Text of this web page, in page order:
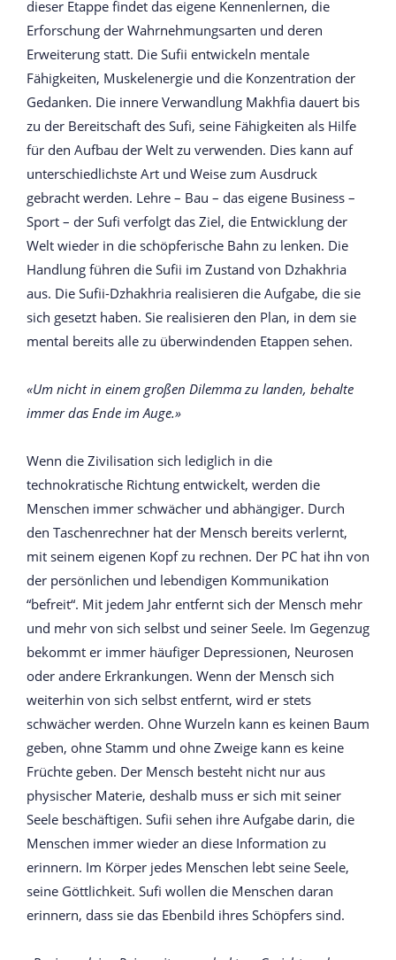
dieser Etappe findet das eigene Kennenlernen, die
Erforschung der Wahrnehmungsarten und deren
Erweiterung statt. Die Sufii entwickeln mentale
Fähigkeiten, Muskelenergie und die Konzentration der
Gedanken. Die innere Verwandlung Makhfia dauert bis
zu der Bereitschaft des Sufi, seine Fähigkeiten als Hilfe
für den Aufbau der Welt zu verwenden. Dies kann auf
unterschiedlichste Art und Weise zum Ausdruck
gebracht werden. Lehre – Bau – das eigene Business –
Sport – der Sufi verfolgt das Ziel, die Entwicklung der
Welt wieder in die schöpferische Bahn zu lenken. Die
Handlung führen die Sufii im Zustand von Dzhakhria
aus. Die Sufii-Dzhakhria realisieren die Aufgabe, die sie
sich gesetzt haben. Sie realisieren den Plan, in dem sie
mental bereits alle zu überwindenden Etappen sehen.
«Um nicht in einem großen Dilemma zu landen, behalte
immer das Ende im Auge.»
Wenn die Zivilisation sich lediglich in die
technokratische Richtung entwickelt, werden die
Menschen immer schwächer und abhängiger. Durch
den Taschenrechner hat der Mensch bereits verlernt,
mit seinem eigenen Kopf zu rechnen. Der PC hat ihn von
der persönlichen und lebendigen Kommunikation
“befreit“. Mit jedem Jahr entfernt sich der Mensch mehr
und mehr von sich selbst und seiner Seele. Im Gegenzug
bekommt er immer häufiger Depressionen, Neurosen
oder andere Erkrankungen. Wenn der Mensch sich
weiterhin von sich selbst entfernt, wird er stets
schwächer werden. Ohne Wurzeln kann es keinen Baum
geben, ohne Stamm und ohne Zweige kann es keine
Früchte geben. Der Mensch besteht nicht nur aus
physischer Materie, deshalb muss er sich mit seiner
Seele beschäftigen. Sufii sehen ihre Aufgabe darin, die
Menschen immer wieder an diese Information zu
erinnern. Im Körper jedes Menschen lebt seine Seele,
seine Göttlichkeit. Sufi wollen die Menschen daran
erinnern, dass sie das Ebenbild ihres Schöpfers sind.